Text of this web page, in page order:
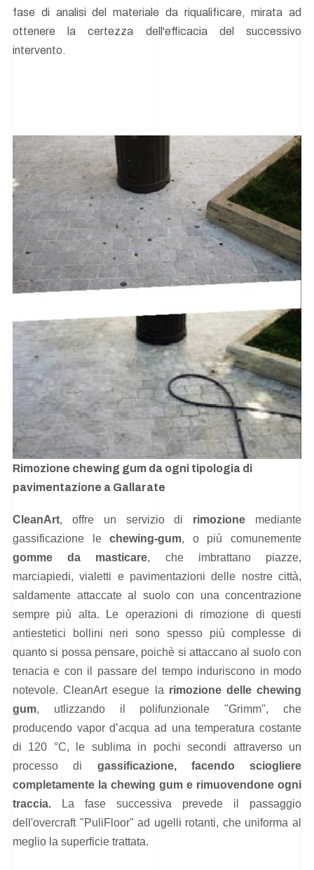
fase di analisi del materiale da riqualificare, mirata ad
ottenere la certezza dell'efficacia del successivo
intervento.
Rimozione chewing gum da ogni tipologia di
pavimentazione a Gallarate
CleanArt, offre un servizio di rimozione mediante
gassificazione lechewing-gum, o più comunemente
gomme da masticare, che imbrattano piazze,
marciapiedi, vialetti e pavimentazioni delle nostre città,
saldamente attaccate al suolo con una concentrazione
sempre più alta. Le operazioni di rimozione di questi
antiestetici bollini neri sono spesso più complesse di
quanto si possa pensare, poichè si attaccano al suolo con
tenacia e con il passare del tempo induriscono in modo
notevole. CleanArt esegue la rimozione delle chewing
gum, utlizzando il polifunzionale "Grimm", che
producendo vapor d’acqua ad una temperatura costante
di 120 °C, le sublima in pochi secondi attraverso un
processo di gassificazione, facendo sciogliere
completamente la chewing gum e rimuovendone ogni
traccia. La fase successiva prevede il passaggio
dell'overcraft "PuliFloor" ad ugelli rotanti, che uniforma al
meglio la superficie trattata.